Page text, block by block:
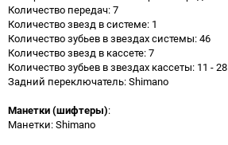
Количество передач: 7
Количество звезд в системе: 1
Количество зубьев в звездах системы: 46
Количество звезд в кассете: 7
Количество зубьев в звездах кассеты: 11 - 28
Задний переключатель: Shimano
Манетки (шифтеры):
Манетки: Shimano